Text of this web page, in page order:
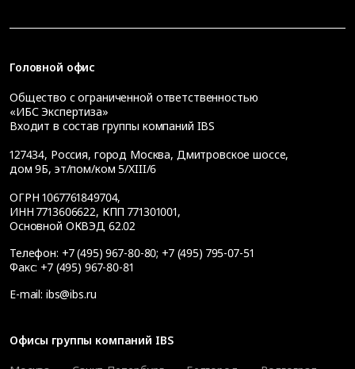
Головной офис
Общество с ограниченной ответственностью
«ИБС Экспертиза»
Входит в состав группы компаний IBS
127434, Россия, город Москва, Дмитровское шоссе,
дом 9Б, эт/пом/ком 5/XIII/6
ОГРН 1067761849704,
ИНН 7713606622, КПП 771301001,
Основной ОКВЭД 62.02
Телефон: +7 (495) 967-80-80; +7 (495) 795-07-51
Факс: +7 (495) 967-80-81
E-mail: ibs@ibs.ru
Офисы группы компаний IBS